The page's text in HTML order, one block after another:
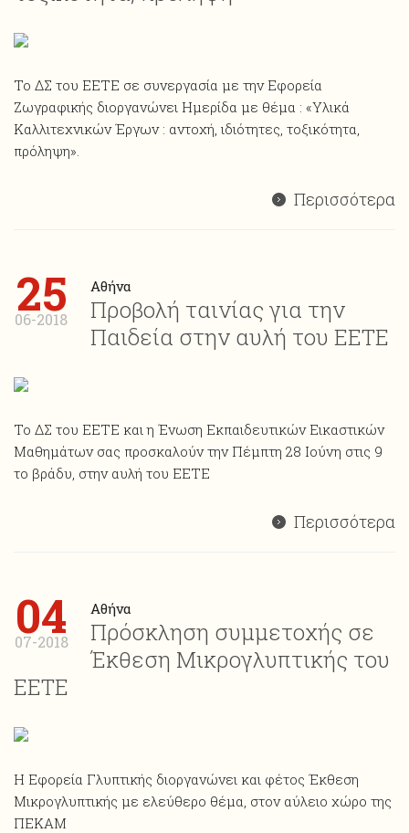
Το ΔΣ του ΕΕΤΕ σε συνεργασία με την Εφορεία
Ζωγραφικής διοργανώνει Ημερίδα με θέμα : «Υλικά
Καλλιτεχνικών Έργων : αντοχή, ιδιότητες, τοξικότητα,
πρόληψη».
Περισσότερα
25
06-2018
Αθήνα
Προβολή ταινίας για την
Παιδεία στην αυλή του ΕΕΤΕ
Το ΔΣ του ΕΕΤΕ και η Ένωση Εκπαιδευτικών Εικαστικών
Μαθημάτων σας προσκαλούν την Πέμπτη 28 Ιούνη στις 9
το βράδυ, στην αυλή του ΕΕΤΕ
Περισσότερα
04
07-2018
Αθήνα
Πρόσκληση συμμετοχής σε
Έκθεση Μικρογλυπτικής του
ΕΕΤΕ
Η Εφορεία Γλυπτικής διοργανώνει και φέτος Έκθεση
Mικρογλυπτικής με ελεύθερο θέμα, στον αύλειο χώρο της
ΠΕΚΑΜ